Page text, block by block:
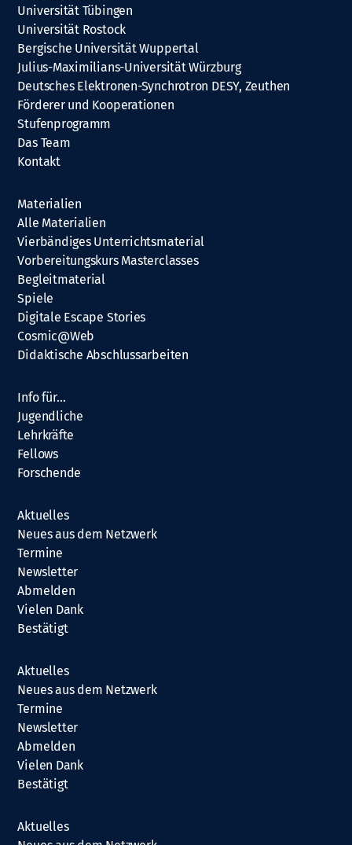
Universität Tübingen
Universität Rostock
Bergische Universität Wuppertal
Julius-Maximilians-Universität Würzburg
Deutsches Elektronen-Synchrotron DESY, Zeuthen
Förderer und Kooperationen
Stufenprogramm
Das Team
Kontakt
Materialien
Alle Materialien
Vierbändiges Unterrichtsmaterial
Vorbereitungskurs Masterclasses
Begleitmaterial
Spiele
Digitale Escape Stories
Cosmic@Web
Didaktische Abschlussarbeiten
Info für…
Jugendliche
Lehrkräfte
Fellows
Forschende
Aktuelles
Neues aus dem Netzwerk
Termine
Newsletter
Abmelden
Vielen Dank
Bestätigt
Aktuelles
Neues aus dem Netzwerk
Termine
Newsletter
Abmelden
Vielen Dank
Bestätigt
Aktuelles